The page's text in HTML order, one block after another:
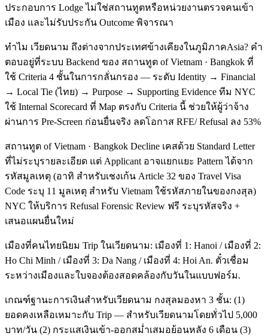
ประกอบการ Lodge ไม่ใช่สถานทูตหรือหน่วยงานตรวจคนเข้า
เมือง และไม่รับประกัน Outcome พิจารณา
ทำไม เวียดนาม ถึงต่างจากประเทศข้างเคียงในภูมิภาคAsia? คำ
ตอบอยู่ที่ระบบ Backend ของ สถานทูต of Vietnam · Bangkok ที่
ใช้ Criteria 4 ชั้นในการกลั่นกรอง — ระดับ Identity → Financial
→ Local Tie (ไทย) → Purpose → Supporting Evidence ทีม NYC
ใช้ Internal Scorecard ที่ Map ตรงกับ Criteria นี้ ช่วยให้ผู้ว่าจ้าง
ผ่านการ Pre-Screen ก่อนยื่นจริง ลดโอกาส RFE/ Refusal ลง 53%
สถานทูต of Vietnam · Bangkok Decline เคสด้วย Standard Letter
ที่ไม่ระบุรายละเอียด แต่ Applicant อาจแยกแยะ Pattern ได้จาก
รหัสมูลเหตุ (อาทิ สำหรับเชงเก้น Article 32 ของ Travel Visa
Code ระบุ 11 มูลเหตุ สำหรับ Vietnam ใช้รหัสภายในของกงสุล)
NYC ให้บริการ Refusal Forensic Review ฟรี ระบุรหัสจริง +
เสนอแผนยื่นใหม่
เมืองที่คนไทยนิยม Trip ในเวียดนาม: เมืองที่ 1: Hanoi / เมืองที่ 2:
Ho Chi Minh / เมืองที่ 3: Da Nang / เมืองที่ 4: Hoi An. ตั๋วเชื่อม
ระหว่างเมืองและใบจองต้องสอดคล้องกับวันในแบบฟอร์ม.
เกณฑ์ฐานะการเงินสำหรับเวียดนาม กงสุลมองหา 3 ชั้น: (1)
ยอดคงเหลือเหมาะกับ Trip — สำหรับเวียดนามโดยทั่วไป 5,000
บาท/วัน (2) กระแสเงินเข้า-ออกสม่ำเสมอย้อนหลัง 6 เดือน (3)